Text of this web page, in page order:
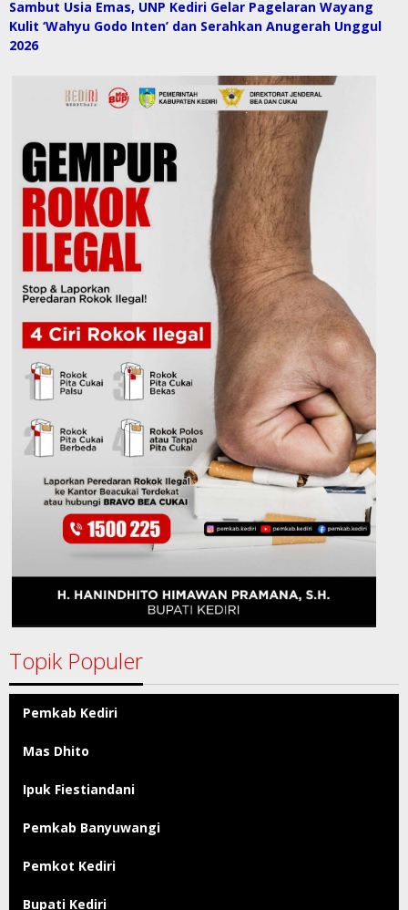
Sambut Usia Emas, UNP Kediri Gelar Pagelaran Wayang
Kulit ‘Wahyu Godo Inten’ dan Serahkan Anugerah Unggul
2026
Topik Populer
Pemkab Kediri
Mas Dhito
Ipuk Fiestiandani
Pemkab Banyuwangi
Pemkot Kediri
Bupati Kediri